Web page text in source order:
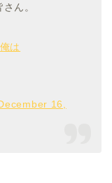
ん。
は
16,